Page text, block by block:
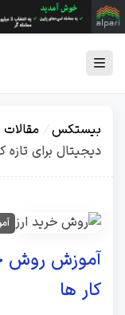
بیستکس
دیجیتال برای تازه
آموزش روش
کار ها